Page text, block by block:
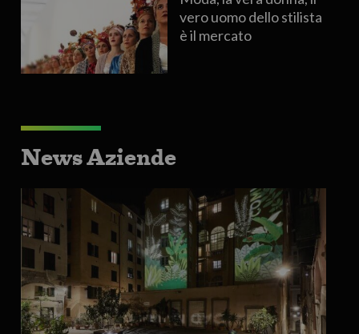
vero uomo dello stilista
è il mercato
News Aziende